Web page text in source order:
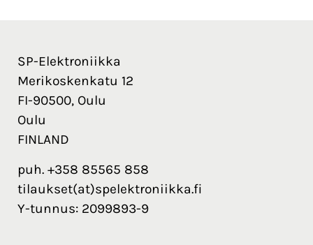
SP-Elektroniikka
Merikoskenkatu 12
FI-90500, Oulu
Oulu
FINLAND
puh. +358 85565 858
tilaukset(at)spelektroniikka.fi
Y-tunnus: 2099893-9